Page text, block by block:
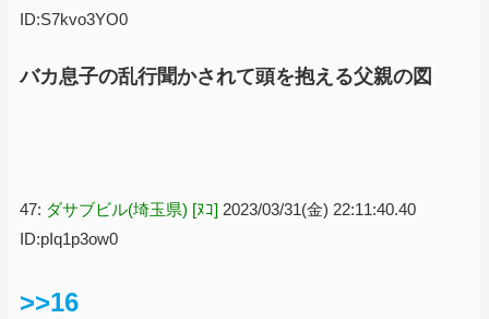
ID:S7kvo3YO0
バカ息子の乱行聞かされて頭を抱える父親の図
47: ダサブビル(埼玉県) [ﾇｺ] 2023/03/31(金) 22:11:40.40
ID:pIq1p3ow0
>>16